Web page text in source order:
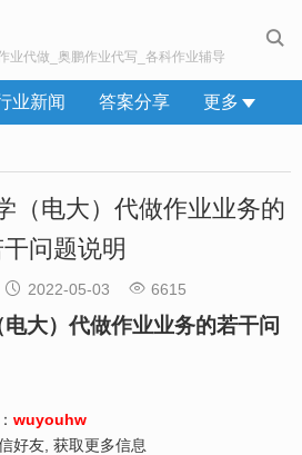

业代做_奥鹏作业代写_各科作业辅导
业新闻 答案分享 更多
（电大）代做作业业务的
问题说明
 2022-05-03  6615
大）代做作业业务的若干问
wuyouhw
好友, 获取更多信息